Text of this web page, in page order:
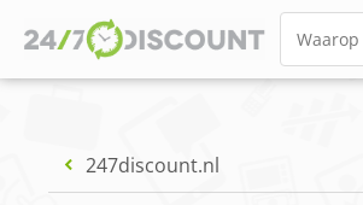
247discount.nl